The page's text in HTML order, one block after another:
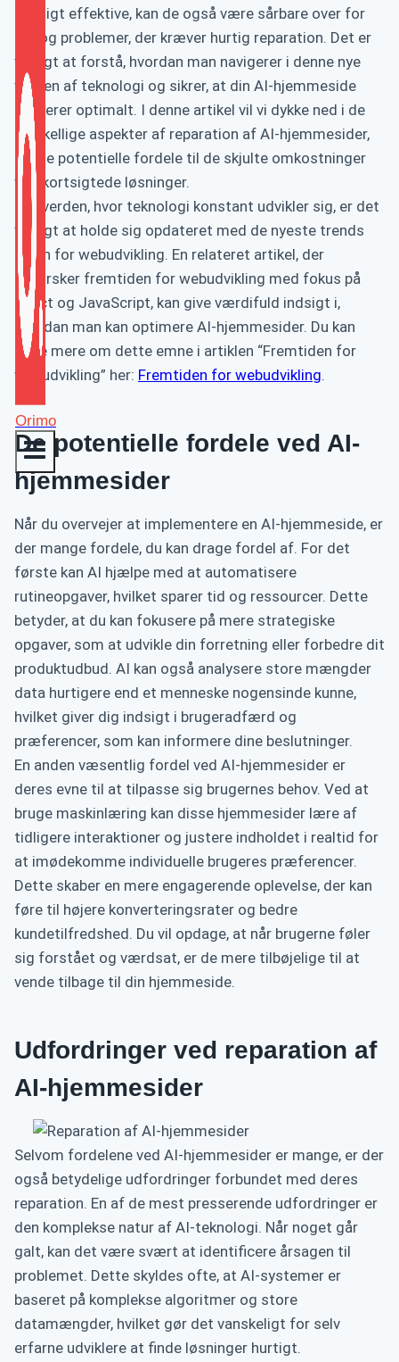
Orimo
utroligt effektive, kan de også være sårbare over for
fejl og problemer, der kræver hurtig reparation. Det er
vigtigt at forstå, hvordan man navigerer i denne nye
verden af teknologi og sikrer, at din AI-hjemmeside
fungerer optimalt. I denne artikel vil vi dykke ned i de
forskellige aspekter af reparation af AI-hjemmesider,
fra de potentielle fordele til de skjulte omkostninger
ved kortsigtede løsninger.
I en verden, hvor teknologi konstant udvikler sig, er det
vigtigt at holde sig opdateret med de nyeste trends
inden for webudvikling. En relateret artikel, der
udforsker fremtiden for webudvikling med fokus på
React og JavaScript, kan give værdifuld indsigt i,
hvordan man kan optimere AI-hjemmesider. Du kan
læse mere om dette emne i artiklen “Fremtiden for
webudvikling” her: Fremtiden for webudvikling.
De potentielle fordele ved AI-
hjemmesider
Når du overvejer at implementere en AI-hjemmeside, er
der mange fordele, du kan drage fordel af. For det
første kan AI hjælpe med at automatisere
rutineopgaver, hvilket sparer tid og ressourcer. Dette
betyder, at du kan fokusere på mere strategiske
opgaver, som at udvikle din forretning eller forbedre dit
produktudbud. AI kan også analysere store mængder
data hurtigere end et menneske nogensinde kunne,
hvilket giver dig indsigt i brugeradfærd og
præferencer, som kan informere dine beslutninger.
En anden væsentlig fordel ved AI-hjemmesider er
deres evne til at tilpasse sig brugernes behov. Ved at
bruge maskinlæring kan disse hjemmesider lære af
tidligere interaktioner og justere indholdet i realtid for
at imødekomme individuelle brugeres præferencer.
Dette skaber en mere engagerende oplevelse, der kan
føre til højere konverteringsrater og bedre
kundetilfredshed. Du vil opdage, at når brugerne føler
sig forstået og værdsat, er de mere tilbøjelige til at
vende tilbage til din hjemmeside.
Udfordringer ved reparation af
AI-hjemmesider
Selvom fordelene ved AI-hjemmesider er mange, er der
også betydelige udfordringer forbundet med deres
reparation. En af de mest presserende udfordringer er
den komplekse natur af AI-teknologi. Når noget går
galt, kan det være svært at identificere årsagen til
problemet. Dette skyldes ofte, at AI-systemer er
baseret på komplekse algoritmer og store
datamængder, hvilket gør det vanskeligt for selv
erfarne udviklere at finde løsninger hurtigt.